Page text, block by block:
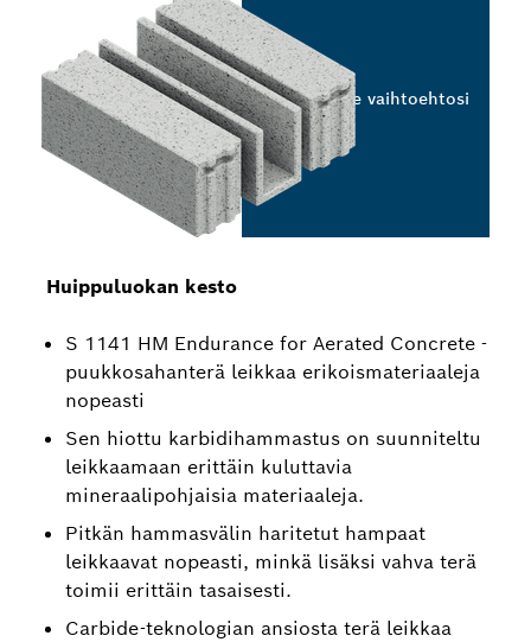
Huippuluokan kesto
S 1141 HM Endurance for Aerated Concrete -
puukkosahanterä leikkaa erikoismateriaaleja
nopeasti
Sen hiottu karbidihammastus on suunniteltu
leikkaamaan erittäin kuluttavia
mineraalipohjaisia materiaaleja.
Pitkän hammasvälin haritetut hampaat
leikkaavat nopeasti, minkä lisäksi vahva terä
toimii erittäin tasaisesti.
Carbide-teknologian ansiosta terä leikkaa
Valitse vaihtoehtosi